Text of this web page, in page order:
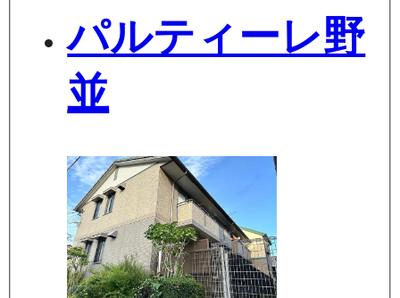
パルティーレ野
並